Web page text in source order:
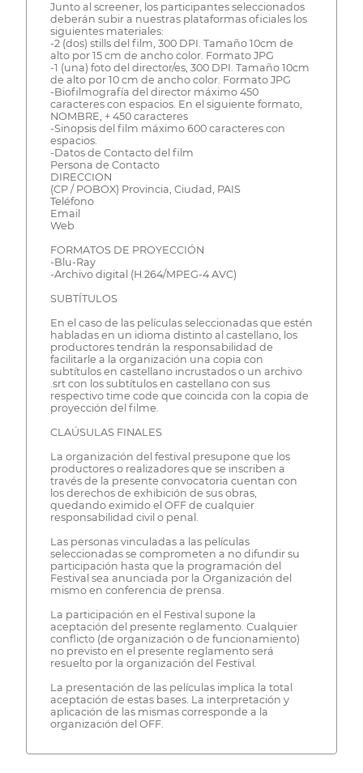
Junto al screener, los participantes seleccionados
deberán subir a nuestras plataformas oficiales los
siguientes materiales:
-2 (dos) stills del film, 300 DPI. Tamaño 10cm de
alto por 15 cm de ancho color. Formato JPG
-1 (una) foto del director/es, 300 DPI. Tamaño 10cm
de alto por 10 cm de ancho color. Formato JPG
-Biofilmografía del director máximo 450
caracteres con espacios. En el siguiente formato,
NOMBRE, + 450 caracteres
-Sinopsis del film máximo 600 caracteres con
espacios.
-Datos de Contacto del film
Persona de Contacto
DIRECCION
(CP / POBOX) Provincia, Ciudad, PAIS
Teléfono
Email
Web
FORMATOS DE PROYECCIÓN
-Blu-Ray
-Archivo digital (H.264/MPEG-4 AVC)
SUBTÍTULOS
En el caso de las películas seleccionadas que estén
habladas en un idioma distinto al castellano, los
productores tendrán la responsabilidad de
facilitarle a la organización una copia con
subtítulos en castellano incrustados o un archivo
.srt con los subtítulos en castellano con sus
respectivo time code que coincida con la copia de
proyección del filme.
CLAÚSULAS FINALES
La organización del festival presupone que los
productores o realizadores que se inscriben a
través de la presente convocatoria cuentan con
los derechos de exhibición de sus obras,
quedando eximido el OFF de cualquier
responsabilidad civil o penal.
Las personas vinculadas a las películas
seleccionadas se comprometen a no difundir su
participación hasta que la programación del
Festival sea anunciada por la Organización del
mismo en conferencia de prensa.
La participación en el Festival supone la
aceptación del presente reglamento. Cualquier
conflicto (de organización o de funcionamiento)
no previsto en el presente reglamento será
resuelto por la organización del Festival.
La presentación de las películas implica la total
aceptación de estas bases. La interpretación y
aplicación de las mismas corresponde a la
organización del OFF.